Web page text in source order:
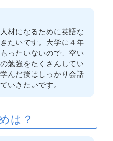
材になるために英語な
たいです。大学に４年
ったいないので、空い
勉強をたくさんしてい
んだ後はしっかり会話
いきたいです。
は？